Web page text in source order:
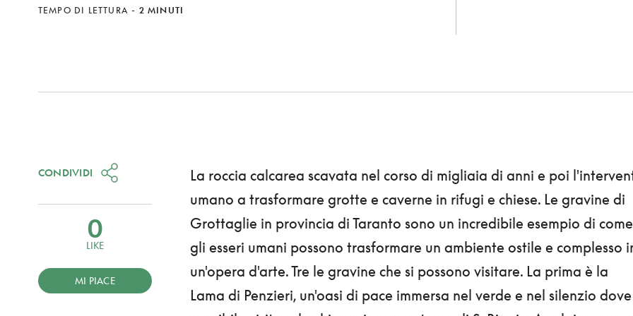
TEMPO DI LETTURA - 2 MINUTI
La roccia calcarea scavata nel corso di migliaia di anni e poi
umano a trasformare grotte e caverne in rifugi e chiese. Le gravine di
Grottaglie in provincia di Taranto sono un incredibile esempio di come
gli esseri umani possono trasformare un ambiente ostile e complesso
un'opera d'arte. Tre le gravine che si possono visitare. La prima è la
Lama di Penzieri, un'oasi di pace immersa nel verde e nel silenzio
CONDIVIDI
0
LIKE
MI PIACE